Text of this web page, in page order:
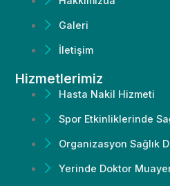
Galeri
İletişim
Hizmetlerimiz
Hasta Nakil Hizmeti
Spor Etkinliklerinde
Organizasyon Sağlık
Yerinde Doktor